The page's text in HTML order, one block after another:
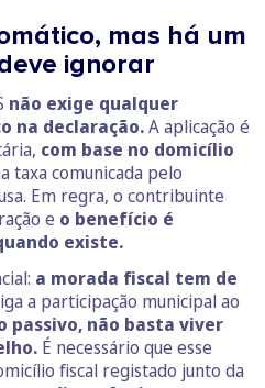
mas há um
ignorar
não exige qualquer
na declaração.A aplicação é
com base no domicílio
taxa comunicada pelo
Em regra, o contribuinte
e o benefício é
existe.
a morada fiscal tem de
a participação municipal ao
passivo, não basta viver
É necessário que esse
fiscal registado junto da